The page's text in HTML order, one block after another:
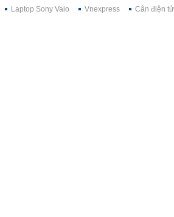
Laptop Sony Vaio Vnexpress Cân điện tử